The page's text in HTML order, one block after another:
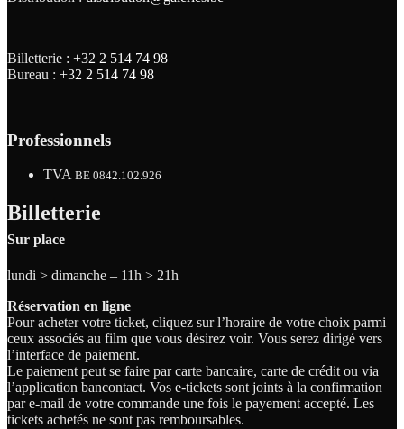
Billetterie : +32 2 514 74 98
Bureau : +32 2 514 74 98
Professionnels
TVA BE 0842.102.926
Billetterie
Sur place
lundi > dimanche – 11h > 21h
Réservation en ligne
Pour acheter votre ticket, cliquez sur l’horaire de votre choix parmi
ceux associés au film que vous désirez voir. Vous serez dirigé vers
l’interface de paiement.
Le paiement peut se faire par carte bancaire, carte de crédit ou via
l’application bancontact. Vos e-tickets sont joints à la confirmation
par e-mail de votre commande une fois le payement accepté. Les
tickets achetés ne sont pas remboursables.